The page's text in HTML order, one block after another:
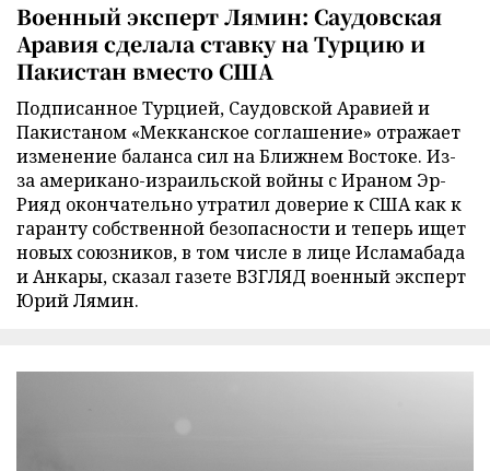
Военный эксперт Лямин: Саудовская
Аравия сделала ставку на Турцию и
Пакистан вместо США
Подписанное Турцией, Саудовской Аравией и
Пакистаном «Мекканское соглашение» отражает
изменение баланса сил на Ближнем Востоке. Из-
за американо-израильской войны с Ираном Эр-
Рияд окончательно утратил доверие к США как к
гаранту собственной безопасности и теперь ищет
новых союзников, в том числе в лице Исламабада
и Анкары, сказал газете ВЗГЛЯД военный эксперт
Юрий Лямин.